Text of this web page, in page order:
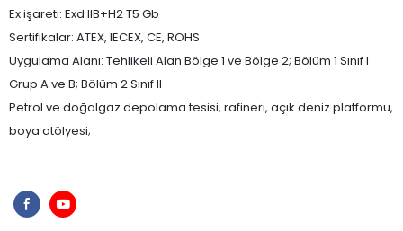
Ex işareti: Exd IIB+H2 T5 Gb
Sertifikalar: ATEX, IECEX, CE, ROHS
Uygulama Alanı: Tehlikeli Alan Bölge 1 ve Bölge 2; Bölüm 1 Sınıf I
Grup A ve B; Bölüm 2 Sınıf II
Petrol ve doğalgaz depolama tesisi, rafineri, açık deniz platformu,
boya atölyesi;